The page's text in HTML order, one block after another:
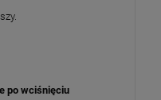
po wciśnięciu